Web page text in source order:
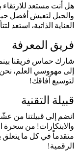
هل أنت مستعد
والحيل لتعيش أفضل
العناية الذاتية، استعد
فريق المعرفة
شارك حماس فريقنا
إلى مهووسي العلم، نحن
لتوسيع آفاقك!
قبيلة التقنية
انضم إلى قبيلتنا من
والابتكارات! من سحرة
متقدماً في كل ما يتعلق
الرقمية!